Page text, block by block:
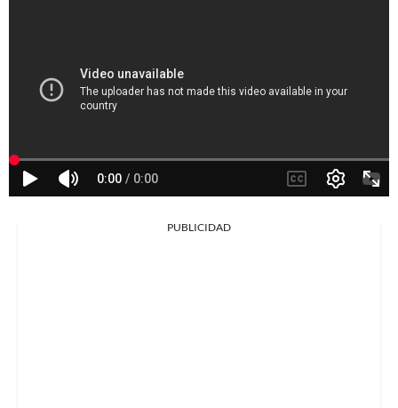
PUBLICIDAD